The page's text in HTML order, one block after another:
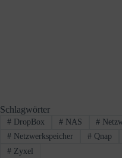
Schlagwörter
#DropBox #NAS #
#Netzwerkspeicher #Qnap
#Zyxel